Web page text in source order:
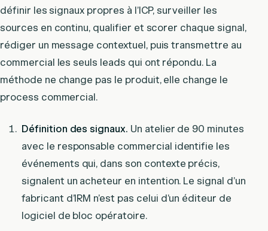
définir les signaux propres à l’ICP, surveiller les
sources en continu, qualifier et scorer chaque signal,
rédiger un message contextuel, puis transmettre au
commercial les seuls leads qui ont répondu. La
méthode ne change pas le produit, elle change le
process commercial.
Définition des signaux. Un atelier de 90 minutes
avec le responsable commercial identifie les
événements qui, dans son contexte précis,
signalent un acheteur en intention. Le signal d’un
fabricant d’IRM n’est pas celui d’un éditeur de
logiciel de bloc opératoire.